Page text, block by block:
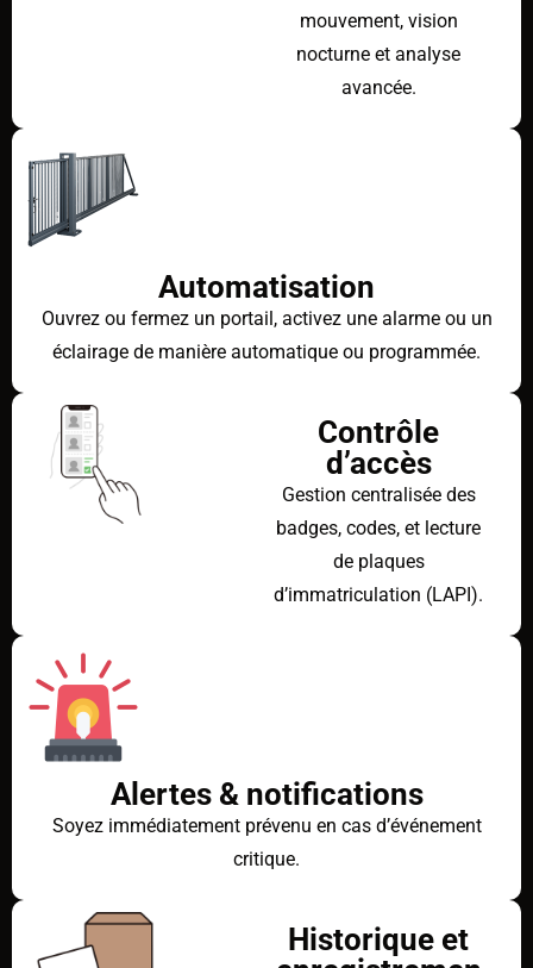
mouvement, vision
nocturne et analyse
avancée.
Automatisation
Ouvrez ou fermez un portail, activez une alarme ou un
éclairage de manière automatique ou programmée.
Contrôle
d’accès
Gestion centralisée des
badges, codes, et lecture
de plaques
d’immatriculation (LAPI).
Alertes & notifications
Soyez immédiatement prévenu en cas d’événement
critique.
Historique et